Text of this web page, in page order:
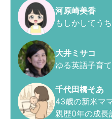
河原崎美香
もしかしてう
大井ミサコ
ゆる英語子育て
千代田橋そあ
43歳の新米マ
親歴0年の成長